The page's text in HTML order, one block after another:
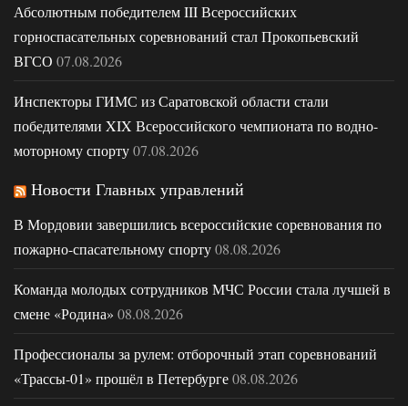
Абсолютным победителем III Всероссийских
горноспасательных соревнований стал Прокопьевский
ВГСО 07.08.2026
Инспекторы ГИМС из Саратовской области стали
победителями XIX Всероссийского чемпионата по водно-
моторному спорту07.08.2026
Новости Главных управлений
В Мордовии завершились всероссийские соревнования по
пожарно-спасательному спорту08.08.2026
Команда молодых сотрудников МЧС России стала лучшей в
смене «Родина» 08.08.2026
Профессионалы за рулем: отборочный этап соревнований
«Трассы-01» прошёл в Петербурге08.08.2026